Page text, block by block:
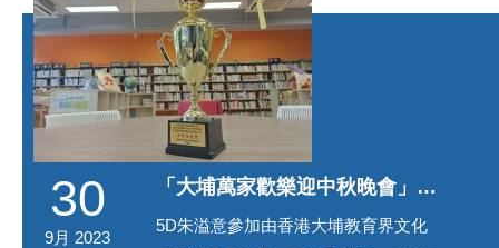
30
9月 2023
「大埔萬家歡樂迎中秋晚會」 花燈設計比賽中學組冠軍
5D朱溢意參加由香港大埔教育界文化